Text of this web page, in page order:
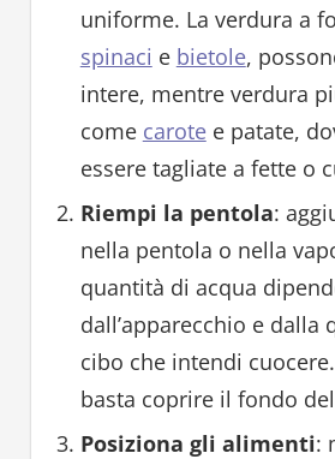
uniforme. La verdura a
spinaci e bietole,
intere, mentre verdura
come carotee patate,
essere tagliate a fette o
Riempi la pentola:
nella pentola o nella
quantità di acqua
dall’apparecchio e dalla
cibo che intendi
basta coprire il fondo
Posiziona gli alimenti: